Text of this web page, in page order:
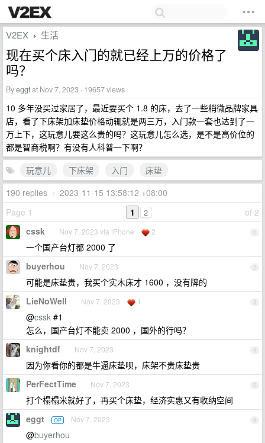
V2EX › 生活
现在买个床入门的就已经上万的价格了
吗？
Byeggtat Nov 7, 2023 · 19657 views
10 多年没买过家居了，最近要买个 1.8 的床，去了一些稍微品牌家具
店，看了下床架加床垫价格动辄就是两三万，入门款一套也达到了一
万上下，这玩意儿要这么贵的吗？这玩意儿怎么选，是不是高价位的
都是智商税啊？有没有人科普一下啊？
玩意儿
下床架 入门
床垫
190 replies • 2023-11-15 13:58:12 +08:00
Page 1
of 2
1 2
1
cssk Nov 7, 2023 via iPhone 2
一个国产台灯都 2000 了
2
buyerhou Nov 7, 2023
可能是床垫贵，我买个实木床才 1600 ，没有牌的
3
LieNoWell Nov 7, 2023 1
@cssk #1
怎么，国产台灯不能卖 2000 ，国外的行吗？
4
knightdf Nov 7, 2023
因为你看你的都是牛逼床垫呗，床架不贵床垫贵
5
PerFectTime Nov 7, 2023
打个榻榻米就好了，再买个床垫，经济实惠又有收纳空间
6
eggt OP Nov 7, 2023
@buyerhou